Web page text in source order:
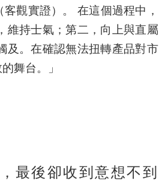
客觀實證）。 在這個過程中，
維持士氣；第二，向上與直屬
及。在確認無法扭轉產品對市
舞台。」
最後卻收到意想不到